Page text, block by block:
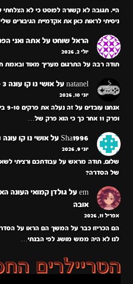
היי. תגובה לא קשורה לפוסט כי לא
ניסיתי לראות כאן את אקדמיית הגיבורים
הראל שוחט על אתה ואני
יולי 2, 2026
תודה רבה על התרגום מעריך מאוד
natanel על אושי נו קו עונה 3 פרק 8
יוני 10, 2026
ופרק 11 אחר כך כי הוא פרק של…
Sha1996 על אושי נו קו עונה 3 פרק 8
יוני 9, 2026
שלום, תודה מראש על עבודתכם ורציתי
של הסדרה?
em על
אובה
אפריל 11, 2026
הם הכריזו כבר על המשך הם הראו על
לנו לא היה ממש מושג לפי הבנתי…